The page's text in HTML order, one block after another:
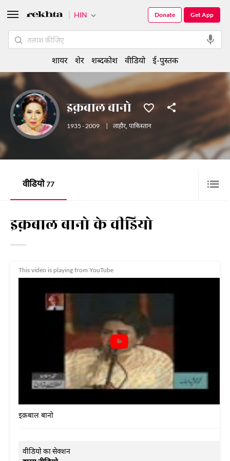
इक़बाल बानो
1935 - 2009 लाहौर, पाकिस्तान
वीडियो 77
इक़बाल बानो के वीडियो
This video is playing from YouTube
इक़बाल बानो
वीडियो का सेक्शन
HIN Get App
Donate
शायर शेर शब्दकोश वीडियो ई-पुस्तक